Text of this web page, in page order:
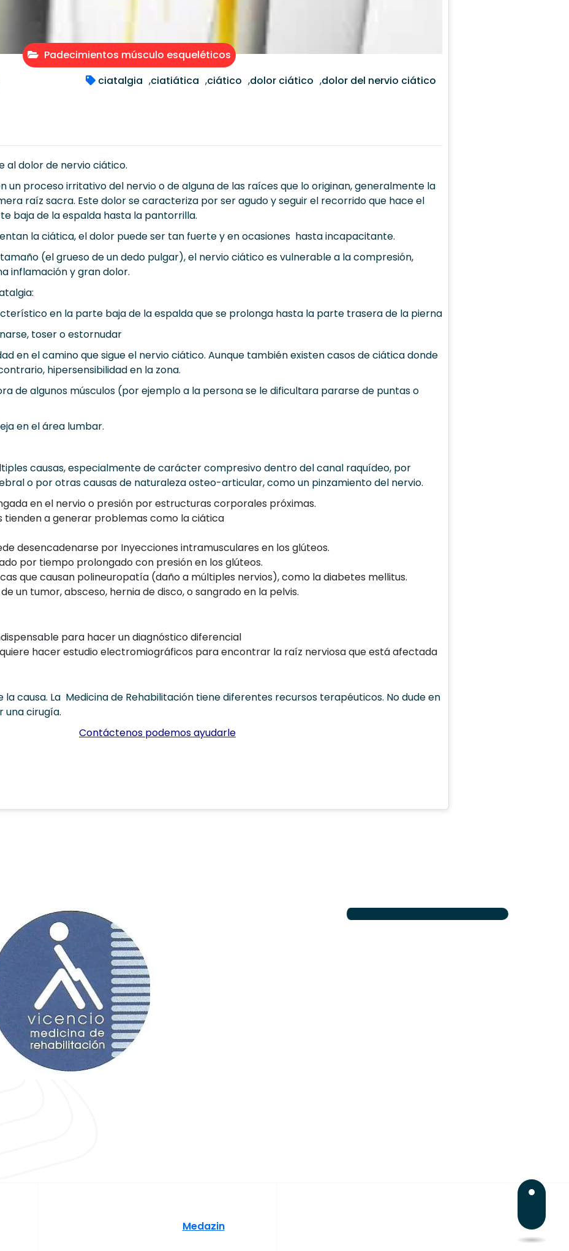
Padecimientos músculo esqueléticos
ciatalgia ,ciatiática ,ciático ,dolor ciático ,dolor del nervio ciático
al dolor de nervio ciático.
un proceso irritativo del nervio o de alguna de las raíces que lo originan, generalmente la
raíz sacra. Este dolor se caracteriza por ser agudo y seguir el recorrido que hace el
baja de la espalda hasta la pantorrilla.
la ciática, el dolor puede ser tan fuerte y en ocasiones hasta incapacitante.
(el grueso de un dedo pulgar), el nervio ciático es vulnerable a la compresión,
inflamación y gran dolor.
en la parte baja de la espalda que se prolonga hasta la parte trasera de la pierna
toser o estornudar
en el camino que sigue el nervio ciático. Aunque también existen casos de ciática donde
hipersensibilidad en la zona.
de algunos músculos (por ejemplo a la persona se le dificultara pararse de puntas o
en el área lumbar.
causas, especialmente de carácter compresivo dentro del canal raquídeo, por
o por otras causas de naturaleza osteo-articular, como un pinzamiento del nervio.
en el nervio o presión por estructuras corporales próximas.
tienden a generar problemas como la ciática
desencadenarse por Inyecciones intramusculares en los glúteos.
por tiempo prolongado con presión en los glúteos.
que causan polineuropatía (daño a múltiples nervios), como la diabetes mellitus.
un tumor, absceso, hernia de disco, o sangrado en la pelvis.
para hacer un diagnóstico diferencial
hacer estudio electromiográficos para encontrar la raíz nerviosa que está afectada
causa. La Medicina de Rehabilitación tiene diferentes recursos terapéuticos. No dude en
una cirugía.
Contáctenos podemos ayudarle
Medazin